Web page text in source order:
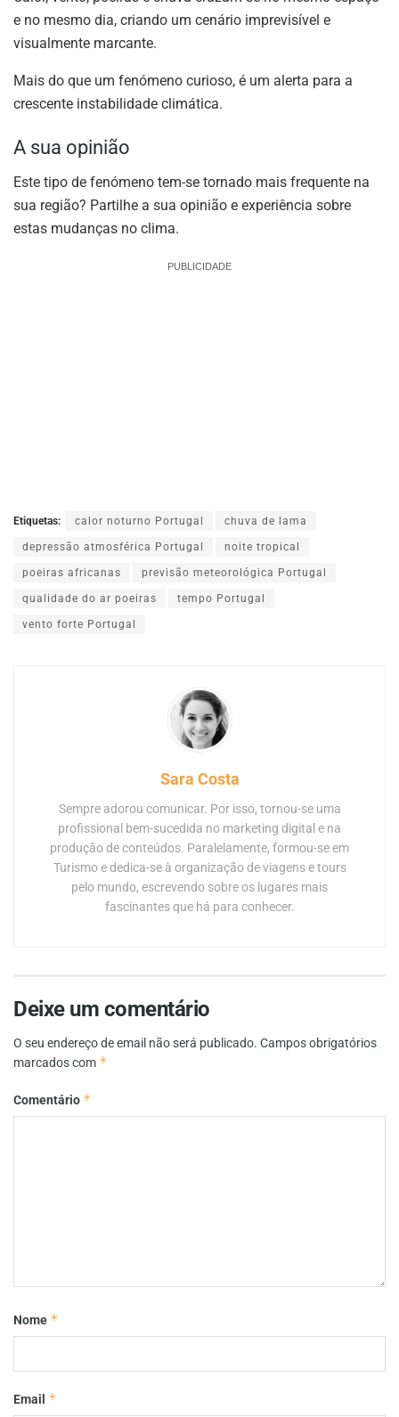
e no mesmo dia, criando um cenário imprevisível e
visualmente marcante.
Mais do que um fenómeno curioso, é um alerta para a
crescente instabilidade climática.
A sua opinião
Este tipo de fenómeno tem-se tornado mais frequente na
sua região? Partilhe a sua opinião e experiência sobre
estas mudanças no clima.
PUBLICIDADE
Etiquetas: calor noturno Portugal chuva de lama
depressão atmosférica Portugal noite tropical
poeiras africanas previsão meteorológica Portugal
qualidade do ar poeiras tempo Portugal
vento forte Portugal
Sara Costa
Sempre adorou comunicar. Por isso, tornou-se uma
profissional bem-sucedida no marketing digital e na
produção de conteúdos. Paralelamente, formou-se em
Turismo e dedica-se à organização de viagens e tours
pelo mundo, escrevendo sobre os lugares mais
fascinantes que há para conhecer.
Deixe um comentário
O seu endereço de email não será publicado. Campos obrigatórios
marcados com *
Comentário *
Nome *
Email *